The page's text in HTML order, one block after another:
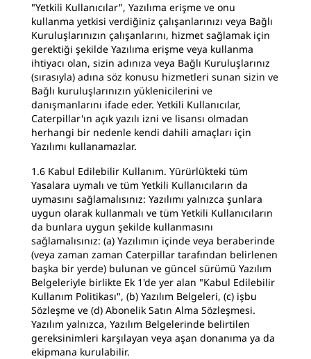
"Yetkili Kullanıcılar", Yazılıma erişme ve onu
kullanma yetkisi verdiğiniz çalışanlarınızı veya Bağlı
Kuruluşlarınızın çalışanlarını, hizmet sağlamak için
gerektiği şekilde Yazılıma erişme veya kullanma
ihtiyacı olan, sizin adınıza veya Bağlı Kuruluşlarınız
(sırasıyla) adına söz konusu hizmetleri sunan sizin ve
Bağlı kuruluşlarınızın yüklenicilerini ve
danışmanlarını ifade eder. Yetkili Kullanıcılar,
Caterpillar'ın açık yazılı izni ve lisansı olmadan
herhangi bir nedenle kendi dahili amaçları için
Yazılımı kullanamazlar.
1.6 Kabul Edilebilir Kullanım. Yürürlükteki tüm
Yasalara uymalı ve tüm Yetkili Kullanıcıların da
uymasını sağlamalısınız: Yazılımı yalnızca şunlara
uygun olarak kullanmalı ve tüm Yetkili Kullanıcıların
da bunlara uygun şekilde kullanmasını
sağlamalısınız: (a) Yazılımın içinde veya beraberinde
(veya zaman zaman Caterpillar tarafından belirlenen
başka bir yerde) bulunan ve güncel sürümü Yazılım
Belgeleriyle birlikte Ek 1'de yer alan "Kabul Edilebilir
Kullanım Politikası", (b) Yazılım Belgeleri, (c) işbu
Sözleşme ve (d) Abonelik Satın Alma Sözleşmesi.
Yazılım yalnızca, Yazılım Belgelerinde belirtilen
gereksinimleri karşılayan veya aşan donanıma ya da
ekipmana kurulabilir.